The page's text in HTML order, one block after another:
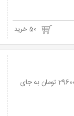
ورزش بدنسازی و ایروبیک در باشگاه مکس پاور ویژه بانوان با 63% تخفیف و پرداخت تنها 29600 تومان به جای